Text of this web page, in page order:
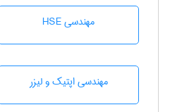
مهندسی HSE
مهندسی اپتیک و لیزر